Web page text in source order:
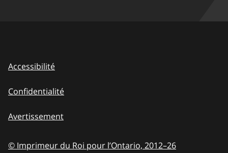
Accessibilité
Confidentialité
Avertissement
© Imprimeur du Roi pour l’Ontario, 2012–26